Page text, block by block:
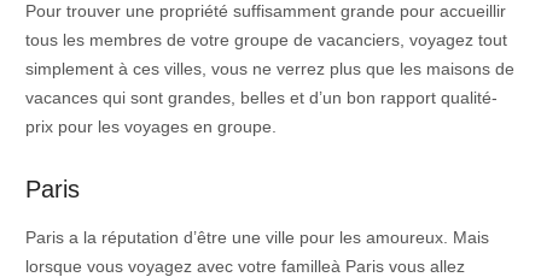
Pour trouver une propriété suffisamment grande pour accueillir
tous les membres de votre groupe de vacanciers, voyagez tout
simplement à ces villes, vous ne verrez plus que les maisons de
vacances qui sont grandes, belles et d’un bon rapport qualité-
prix pour les voyages en groupe.
Paris
Paris a la réputation d’être une ville pour les amoureux. Mais
lorsque vous voyagez avec votre familleà Paris vous allez